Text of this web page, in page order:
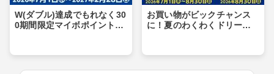
W(ダブル)達成でもれなく30
0期間限定マイボポイントG
お買い物がビックチャンス
に！夏のわくわくドリーム